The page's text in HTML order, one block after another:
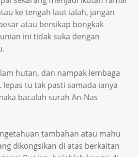
ke tengah laut ialah, jangan
atau bersikap bongkak
ini tidak suka dengan
hutan, dan nampak lembaga
tu tak pasti samada ianya
bacalah surah An-Nas
tambahan atau mahu
dikongsikan di atas berkaitan